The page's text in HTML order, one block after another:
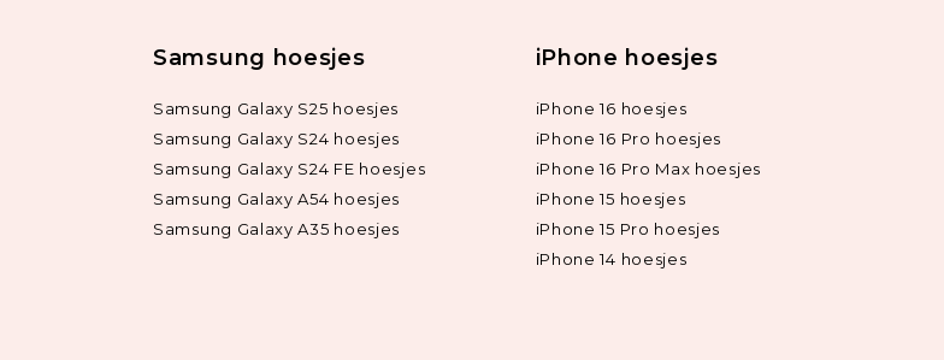
Samsung hoesjes
Samsung Galaxy S25 hoesjes
Samsung Galaxy S24 hoesjes
Samsung Galaxy S24 FE hoesjes
Samsung Galaxy A54 hoesjes
Samsung Galaxy A35 hoesjes
iPhone hoesjes
iPhone 16 hoesjes
iPhone 16 Pro hoesjes
iPhone 16 Pro Max hoesjes
iPhone 15 hoesjes
iPhone 15 Pro hoesjes
iPhone 14 hoesjes